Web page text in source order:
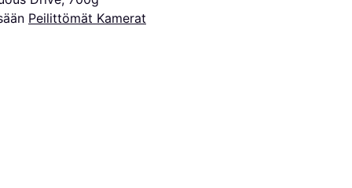
Peilittömät Kamerat